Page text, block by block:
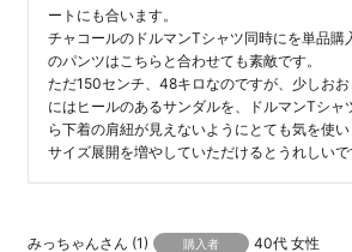
ートにも合います。
チャコールのドルマンTシャツ同時にを単品購
のパンツはこちらと合わせても素敵です。
ただ150センチ、48キロなのですが、少しお
にはヒールのあるサンダルを、ドルマンTシャ
ら下着の肩紐が見えないようにとても気を使い
サイズ展開を増やしていただけるとうれしいで
みっちゃん 1 購入者 40代 女性